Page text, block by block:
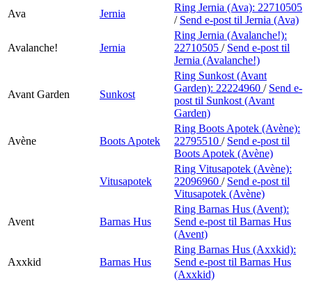
Ava
Jernia
Ring Jernia (Ava): 22710505
/ Send e-post til Jernia (Ava)
Avalanche! Jernia
Ring Jernia (Avalanche!):
22710505 / Send e-post til
Jernia (Avalanche!)
Avant Garden Sunkost
Ring Sunkost (Avant
Garden): 22224960 / Send e-
post til Sunkost (Avant
Garden)
Avène Boots Apotek
Ring Boots Apotek (Avène):
22795510 / Send e-post til
Boots Apotek (Avène)
Vitusapotek
Ring Vitusapotek (Avène):
22096960 / Send e-post til
Vitusapotek (Avène)
Avent Barnas Hus
Ring Barnas Hus (Avent):
Send e-post til Barnas Hus
(Avent)
Axxkid Barnas Hus
Ring Barnas Hus (Axxkid):
Send e-post til Barnas Hus
(Axxkid)